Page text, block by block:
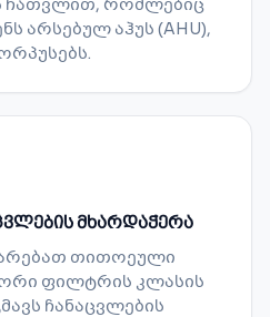
ჩათვლით, რომლებიც
არსებულ აჰუს (AHU),
მხარდაჭერა
თითოეული
ფილტრის კლასის
ჩანაცვლების